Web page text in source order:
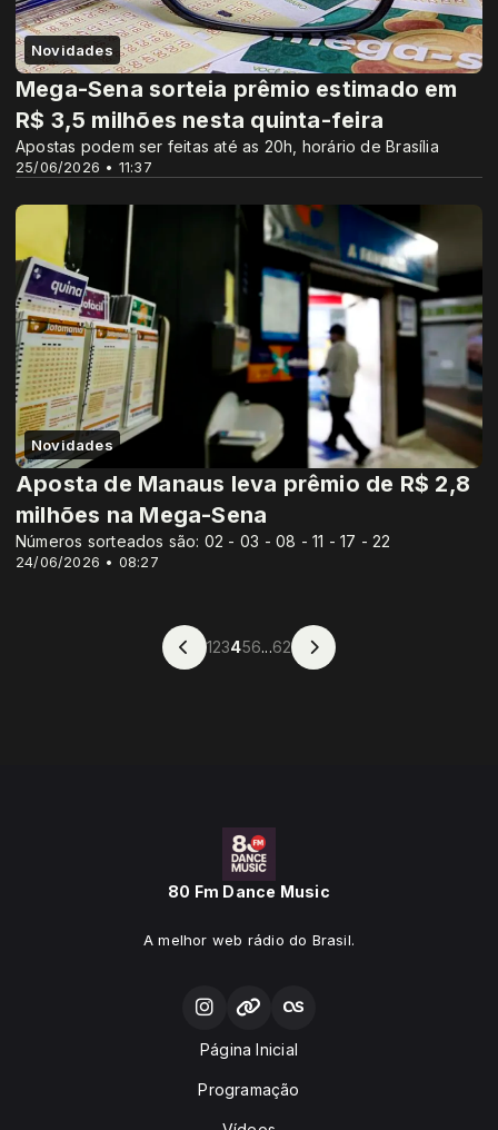
Novidades
25/06/2026 • 11:37
Mega-Sena sorteia prêmio estimado em
R$ 3,5 milhões nesta quinta-feira
Apostas podem ser feitas até as 20h, horário de Brasília
Novidades
24/06/2026 • 08:27
Aposta de Manaus leva prêmio de R$ 2,8
milhões na Mega-Sena
Números sorteados são: 02 - 03 - 08 - 11 - 17 - 22
123456...62
80 Fm Dance Music
A melhor web rádio do Brasil.
Página Inicial
Programação